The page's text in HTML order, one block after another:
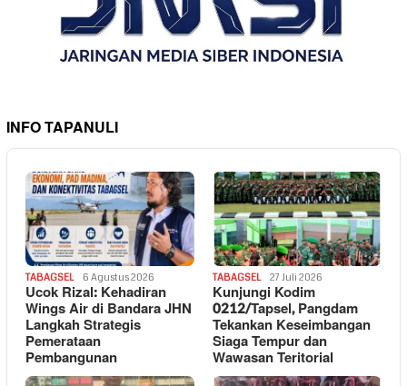
INFO TAPANULI
TABAGSEL 6 Agustus 2026
Ucok Rizal: Kehadiran
Wings Air di Bandara JHN
Langkah Strategis
Pemerataan
Pembangunan
TABAGSEL 27 Juli 2026
Kunjungi Kodim
0212/Tapsel, Pangdam
Tekankan Keseimbangan
Siaga Tempur dan
Wawasan Teritorial